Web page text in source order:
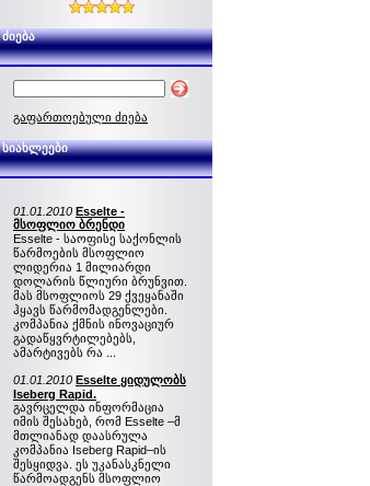
ძიება
გაფართოებული ძიება
სიახლეები
01.01.2010 Esselte -
მსოფლიო ბრენდი
Esselte - საოფისე საქონლის
წარმოების მსოფლიო
ლიდერია 1 მილიარდი
დოლარის წლიური ბრუნვით.
მას მსოფლიოს 29 ქვეყანაში
ჰყავს წარმომადგენლები.
კომპანია ქმნის ინოვაციურ
გადაწყვრტილებებს,
ამარტივებს რა ...
01.01.2010 Esselte ყიდულობს
Iseberg Rapid.
გავრცელდა ინფორმაცია
იმის შესახებ, რომ Esselte –მ
მთლიანად დაასრულა
კომპანია Iseberg Rapid–ის
შესყიდვა. ეს უკანასკნელი
წარმოადგენს მსოფლიო